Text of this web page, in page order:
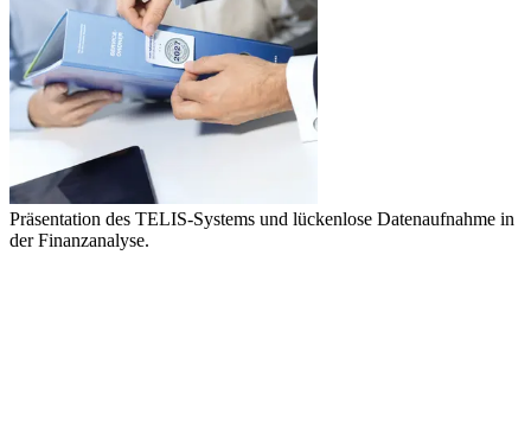
Präsentation des TELIS-Systems und lückenlose Datenaufnahme in
der Finanzanalyse.